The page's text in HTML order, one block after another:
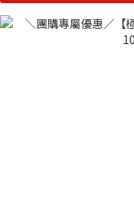
職人匠心
海自慢職人赴日進修手
使產品得以開綻成